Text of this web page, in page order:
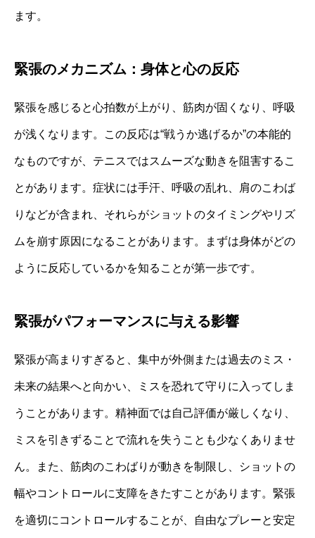
ます。
緊張のメカニズム：身体と心の反応
緊張を感じると心拍数が上がり、筋肉が固くなり、呼吸
が浅くなります。この反応は“戦うか逃げるか”の本能的
なものですが、テニスではスムーズな動きを阻害するこ
とがあります。症状には手汗、呼吸の乱れ、肩のこわば
りなどが含まれ、それらがショットのタイミングやリズ
ムを崩す原因になることがあります。まずは身体がどの
ように反応しているかを知ることが第一歩です。
緊張がパフォーマンスに与える影響
緊張が高まりすぎると、集中が外側または過去のミス・
未来の結果へと向かい、ミスを恐れて守りに入ってしま
うことがあります。精神面では自己評価が厳しくなり、
ミスを引きずることで流れを失うことも少なくありませ
ん。また、筋肉のこわばりが動きを制限し、ショットの
幅やコントロールに支障をきたすことがあります。緊張
を適切にコントロールすることが、自由なプレーと安定